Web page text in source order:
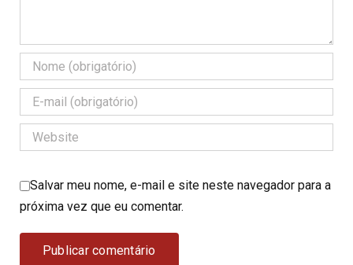
Salvar meu nome, e-mail e site neste navegador para a
próxima vez que eu comentar.